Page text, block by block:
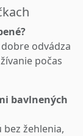
odvádza
počas
bavlnených
bez žehlenia,